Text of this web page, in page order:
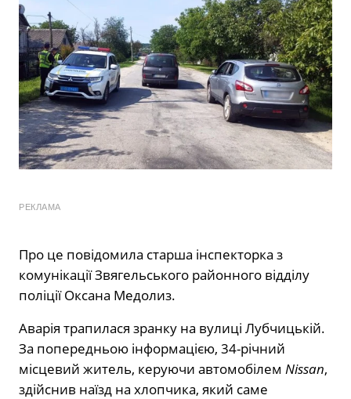
РЕКЛАМА
Про це повідомила старша інспекторка з
комунікації Звягельського районного відділу
поліції Оксана Медолиз.
Аварія трапилася зранку на вулиці Лубчицькій.
За попередньою інформацією, 34-річний
місцевий житель, керуючи автомобілем Nissan,
здійснив наїзд на хлопчика, який саме